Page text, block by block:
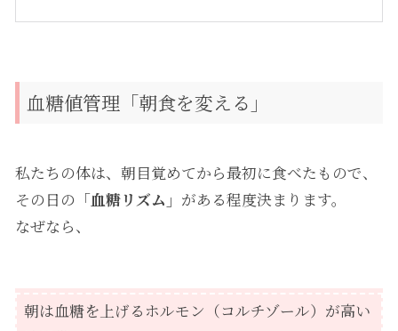
血糖値管理「朝食を変える」
私たちの体は、朝目覚めてから最初に食べたもので、
その日の「血糖リズム」 がある程度決まります。
なぜなら、
朝は血糖を上げるホルモン（コルチゾール）が高い